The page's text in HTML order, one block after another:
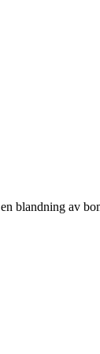
blandning av